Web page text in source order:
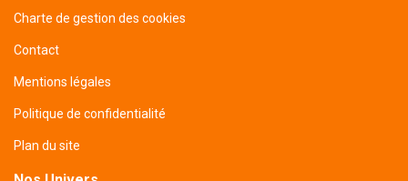
Charte de gestion des cookies
Contact
Mentions légales
Politique de confidentialité
Plan du site